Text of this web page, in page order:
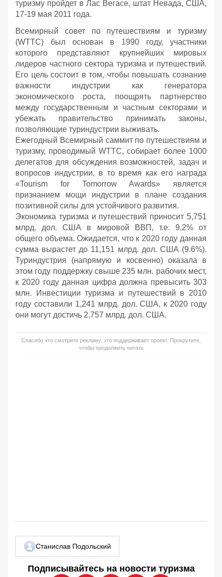
туризму пройдет в Лас Вегасе, штат Невада, США,
17-19 мая 2011 года.
Всемирный совет по путешествиям и туризму
(WTTC) был основан в 1990 году, участники
которого представляют крупнейших мировых
лидеров частного сектора туризма и путешествий.
Его цель состоит в том, чтобы повышать сознание
важности индустрии как генератора
экономического роста, поощрять партнерство
между государственным и частным секторами и
убежать правительство принимать законы,
позволяющие туриндустрии выживать.
Ежегодный Всемирный саммит по путешествиям и
туризму, проводимый WTTC, собирает более 1000
делегатов для обсуждения возможностей, задач и
вопросов индустрии, в то время как его награда
«Tourism for Tomorrow Awards» является
признанием мощи индустрии в плане создания
позитивной силы для устойчивого развития.
Экономика туризма и путешествий приносит 5,751
млрд. дол. США в мировой ВВП, т.е. 9,2% от
общего объема. Ожидается, что к 2020 году данная
сумма вырастет до 11,151 млрд. дол. США (9.6%).
Туриндустрия (напрямую и косвенно) оказала в
этом году поддержку свыше 235 млн. рабочих мест,
к 2020 году данная цифра должна превысить 303
млн. Инвестиции туризма и путешествий в 2010
году составили 1,241 млрд. дол. США, к 2020 году
они могут достичь 2,757 млрд. дол. США.
Спасибо что смотрите рекламу, это поддерживает проект. Прокрутите,
чтобы продолжить читать
Станислав Подольский
Подписывайтесь на новости туризма